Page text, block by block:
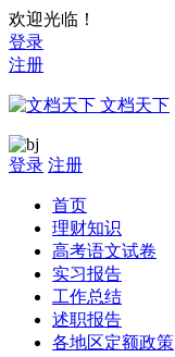
欢迎光临！
登录
注册
文档天下
登录 注册
首页
理财知识
高考语文试卷
实习报告
工作总结
述职报告
各地区定额政策